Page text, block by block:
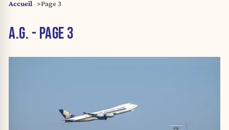
Accueil Page 3
A.G. - PAGE 3